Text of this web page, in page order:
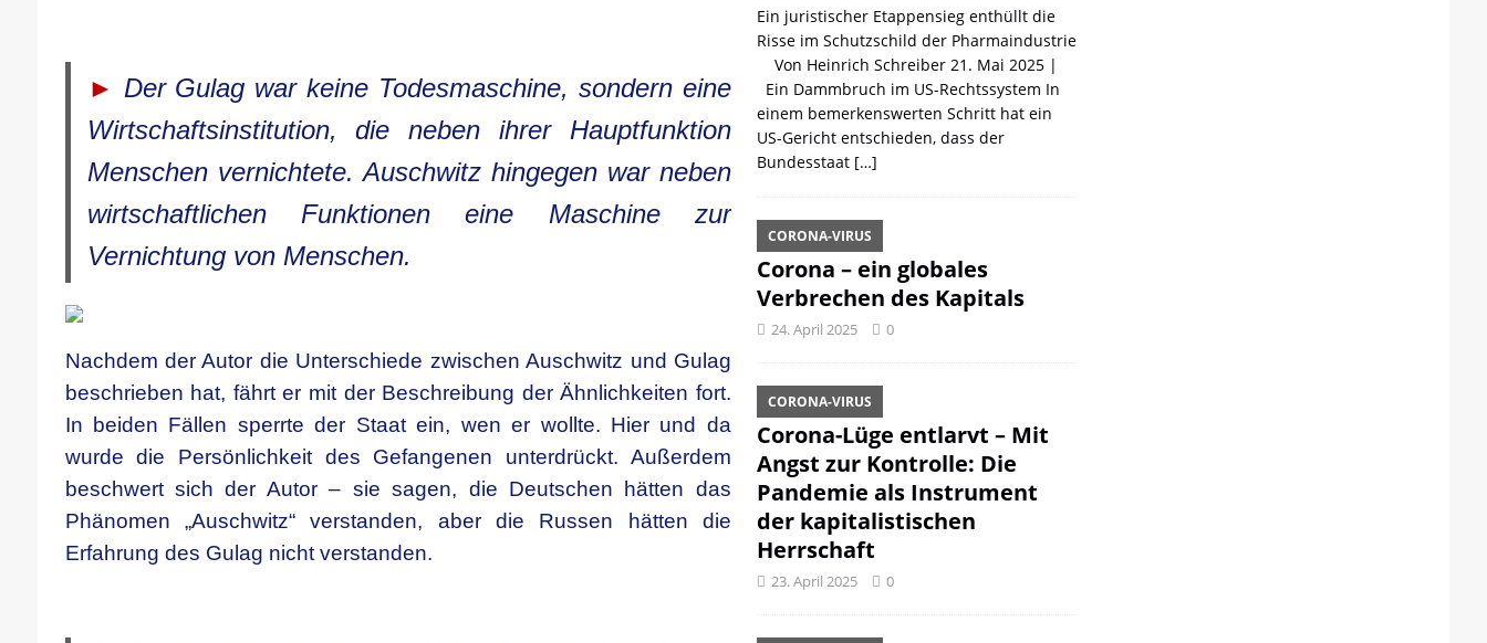
► Der Gulag war keine Todesmaschine, sondern eine
Wirtschaftsinstitution, die neben ihrer Hauptfunktion
Menschen vernichtete. Auschwitz hingegen war neben
wirtschaftlichen Funktionen eine Maschine zur
Vernichtung von Menschen.
Nachdem der Autor die Unterschiede zwischen Auschwitz und Gulag
beschrieben hat, fährt er mit der Beschreibung der Ähnlichkeiten fort.
In beiden Fällen sperrte der Staat ein, wen er wollte. Hier und da
wurde die Persönlichkeit des Gefangenen unterdrückt. Außerdem
beschwert sich der Autor – sie sagen, die Deutschen hätten das
Phänomen „Auschwitz“ verstanden, aber die Russen hätten die
Erfahrung des Gulag nicht verstanden.
Ein juristischer Etappensieg enthüllt die
Risse im Schutzschild der Pharmaindustrie
Von Heinrich Schreiber 21. Mai 2025 |
Ein Dammbruch im US-Rechtssystem In
einem bemerkenswerten Schritt hat ein
US-Gericht entschieden, dass der
Bundesstaat […]
Corona – ein globales
Verbrechen des Kapitals
CORONA-VIRUS
24. April 2025 0
Corona-Lüge entlarvt – Mit
Angst zur Kontrolle: Die
Pandemie als Instrument
der kapitalistischen
Herrschaft
CORONA-VIRUS
23. April 2025 0